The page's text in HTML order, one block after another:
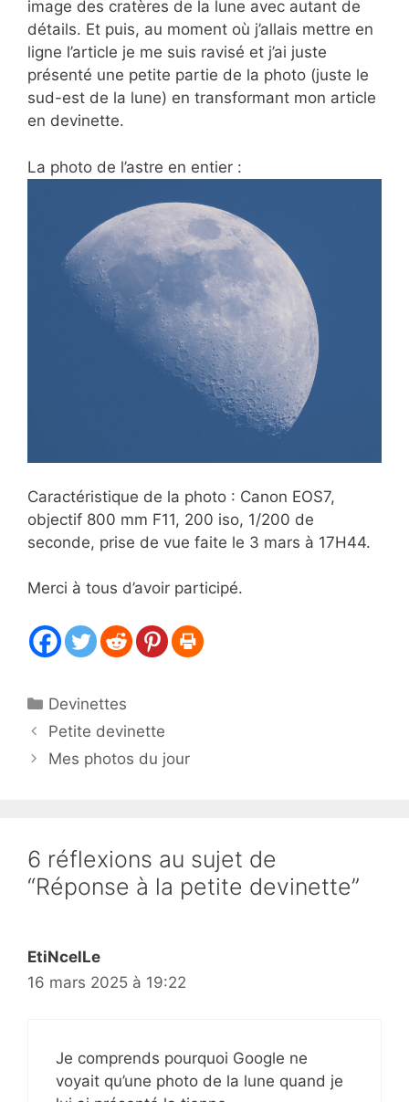
image des cratères de la lune avec autant de
détails. Et puis, au moment où j’allais mettre en
ligne l’article je me suis ravisé et j’ai juste
présenté une petite partie de la photo (juste le
sud-est de la lune) en transformant mon article
en devinette.
La photo de l’astre en entier :
Caractéristique de la photo : Canon EOS7,
objectif 800 mm F11, 200 iso, 1/200 de
seconde, prise de vue faite le 3 mars à 17H44.
Merci à tous d’avoir participé.
Catégories
Devinettes
Petite devinette
Mes photos du jour
6 réflexions au sujet de
“Réponse à la petite devinette”
EtiNcelLe
16 mars 2025 à 19:22
Je comprends pourquoi Google ne
voyait qu’une photo de la lune quand je